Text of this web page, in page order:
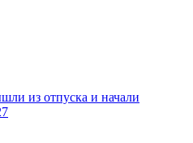
из отпуска и начали